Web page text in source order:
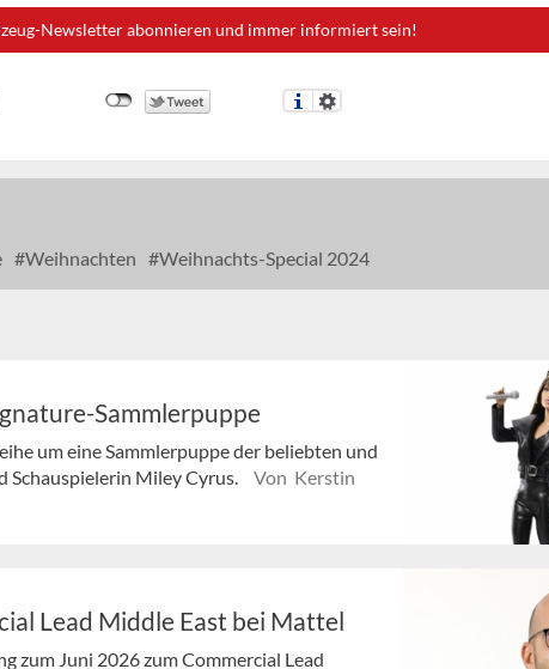
Newsletter abonnieren und immer informiert sein!
Weihnachten Weihnachts-Special 2024
Sammlerpuppe
um eine Sammlerpuppe der beliebten und
Schauspielerin Miley Cyrus.
Von Kerstin
Lead Middle East bei Mattel
zum Juni 2026 zum Commercial Lead